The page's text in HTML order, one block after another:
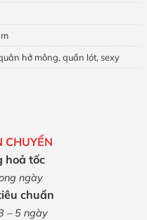
hở mông, quần lót, sexy
CHUYỂN
hoả tốc
ngày
chuẩn
– 5 ngày